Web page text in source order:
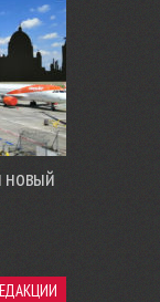
новый